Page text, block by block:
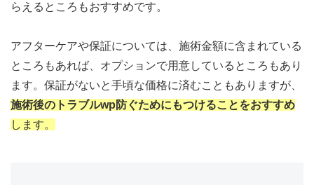
らえるところもおすすめです。
アフターケアや保証については、施術金額に含まれている
ところもあれば、オプションで用意しているところもあり
ます。保証がないと手頃な価格に済むこともありますが、
施術後のトラブルwp防ぐためにもつけることをおすすめ
します。